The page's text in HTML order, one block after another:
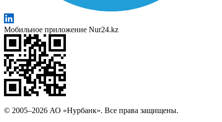
Мобильное приложение Nur24.kz
© 2005–2026 АО «Нурбанк». Все права защищены.